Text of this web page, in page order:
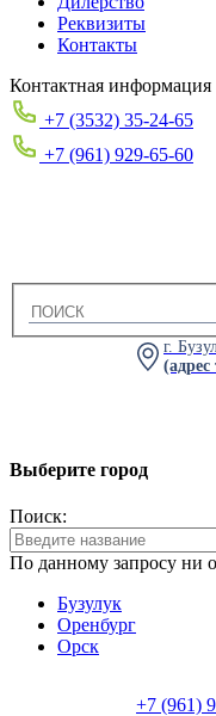
Реквизиты
Контакты
Контактная информация
+7 (3532) 35-24-65
+7 (961) 929-65-60
г.
Выберите город
Поиск:
По данному запросу ни
Бузулук
Оренбург
Орск
+7 (961)